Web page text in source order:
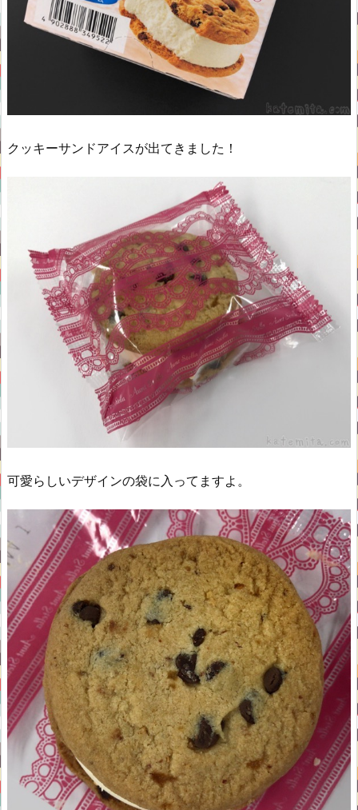
クッキーサンドアイスが出てきました！
可愛らしいデザインの袋に入ってますよ。